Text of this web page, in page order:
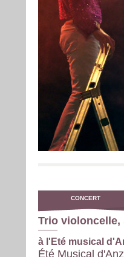
CONCERT
Trio violoncelle,
à l'Eté musical
Été Musical